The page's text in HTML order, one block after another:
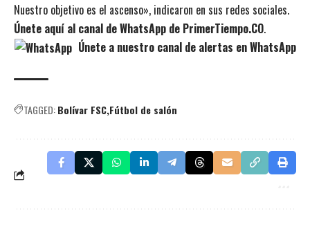
Nuestro objetivo es el ascenso», indicaron en sus redes sociales.
Únete aquí al canal de WhatsApp de PrimerTiempo.CO.
Únete a nuestro canal de alertas en WhatsApp
TAGGED:Bolívar FSC Fútbol de salón